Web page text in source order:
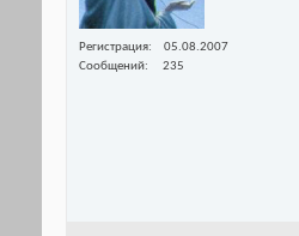
Регистрация
05.08.2007
Сообщений
235